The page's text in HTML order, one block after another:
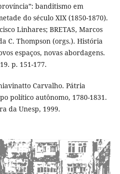
banditismo em
do século XIX (1850-1870).
Linhares; BRETAS, Marcos
C. Thompson (orgs.). História
espaços, novas abordagens.
p. 151-177.
Carvalho. Pátria
político autônomo, 1780-1831.
da Unesp, 1999.